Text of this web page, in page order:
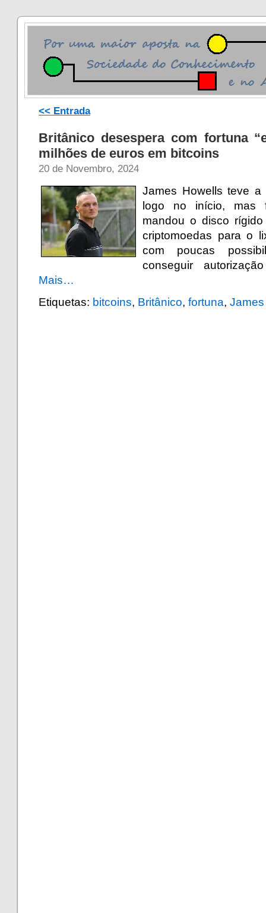
<< Entrada
Britânico desespera com fortuna
milhões de euros em bitcoins
20 de Novembro, 2024
James Howells teve
logo no início, mas
mandou o disco
criptomoedas para o
com poucas
conseguir
Mais…
Etiquetas: bitcoins, Britânico, fortuna,